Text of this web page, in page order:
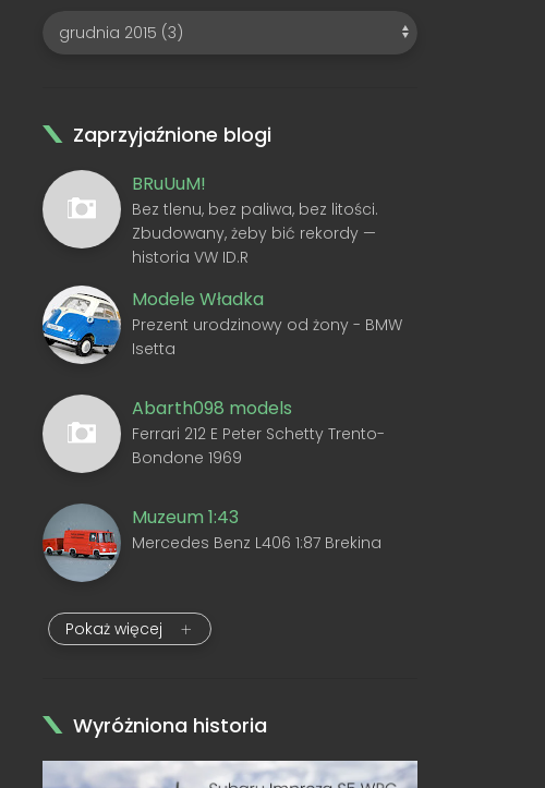
Zaprzyjaźnione blogi
BRuUuM!
Bez tlenu, bez paliwa, bez litości.
Zbudowany, żeby bić rekordy —
historia VW ID.R
Modele Władka
Prezent urodzinowy od żony - BMW
Isetta
Abarth098 models
Ferrari 212 E Peter Schetty Trento-
Bondone 1969
Muzeum 1:43
Mercedes Benz L406 1:87 Brekina
Pokaż więcej
Wyróżniona historia